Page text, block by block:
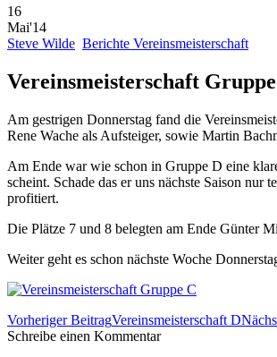
16
Mai'14
Steve Wilde Berichte Vereinsmeisterschaft
Vereinsmeisterschaft
Am gestrigen Donnerstag fand die
Rene Wache als Aufsteiger, sowie Martin
Am Ende war wie schon in Gruppe D eine
scheint. Schade das er uns nächste Saison
profitiert.
Die Plätze 7 und 8 belegten am Ende Günter
Weiter geht es schon nächste Woche
Beitrags-
Navigation
Vorheriger BeitragVereinsmeisterschaft D
Schreibe einen Kommentar